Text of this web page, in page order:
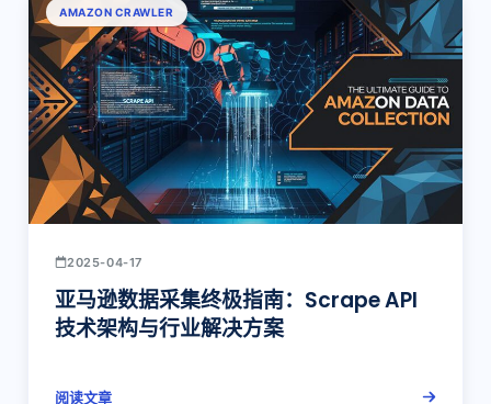
AMAZON CRAWLER
2025-04-17
亚马逊数据采集终极指南：Scrape API
技术架构与行业解决方案
阅读文章